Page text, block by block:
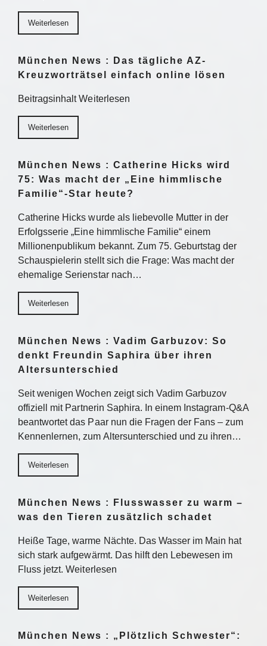
Weiterlesen
München News : Das tägliche AZ-
Kreuzworträtsel einfach online lösen
Beitragsinhalt Weiterlesen
Weiterlesen
München News : Catherine Hicks wird
75: Was macht der „Eine himmlische
Familie“-Star heute?
Catherine Hicks wurde als liebevolle Mutter in der
Erfolgsserie „Eine himmlische Familie“ einem
Millionenpublikum bekannt. Zum 75. Geburtstag der
Schauspielerin stellt sich die Frage: Was macht der
ehemalige Serienstar nach…
Weiterlesen
München News : Vadim Garbuzov: So
denkt Freundin Saphira über ihren
Altersunterschied
Seit wenigen Wochen zeigt sich Vadim Garbuzov
offiziell mit Partnerin Saphira. In einem Instagram-Q&A
beantwortet das Paar nun die Fragen der Fans – zum
Kennenlernen, zum Altersunterschied und zu ihren…
Weiterlesen
München News : Flusswasser zu warm –
was den Tieren zusätzlich schadet
Heiße Tage, warme Nächte. Das Wasser im Main hat
sich stark aufgewärmt. Das hilft den Lebewesen im
Fluss jetzt. Weiterlesen
Weiterlesen
München News : „Plötzlich Schwester“: